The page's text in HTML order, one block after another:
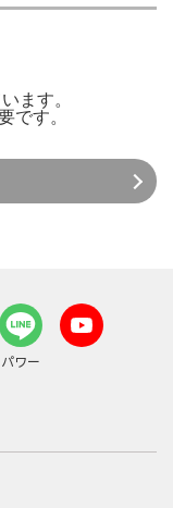
ます。
です。
パワー